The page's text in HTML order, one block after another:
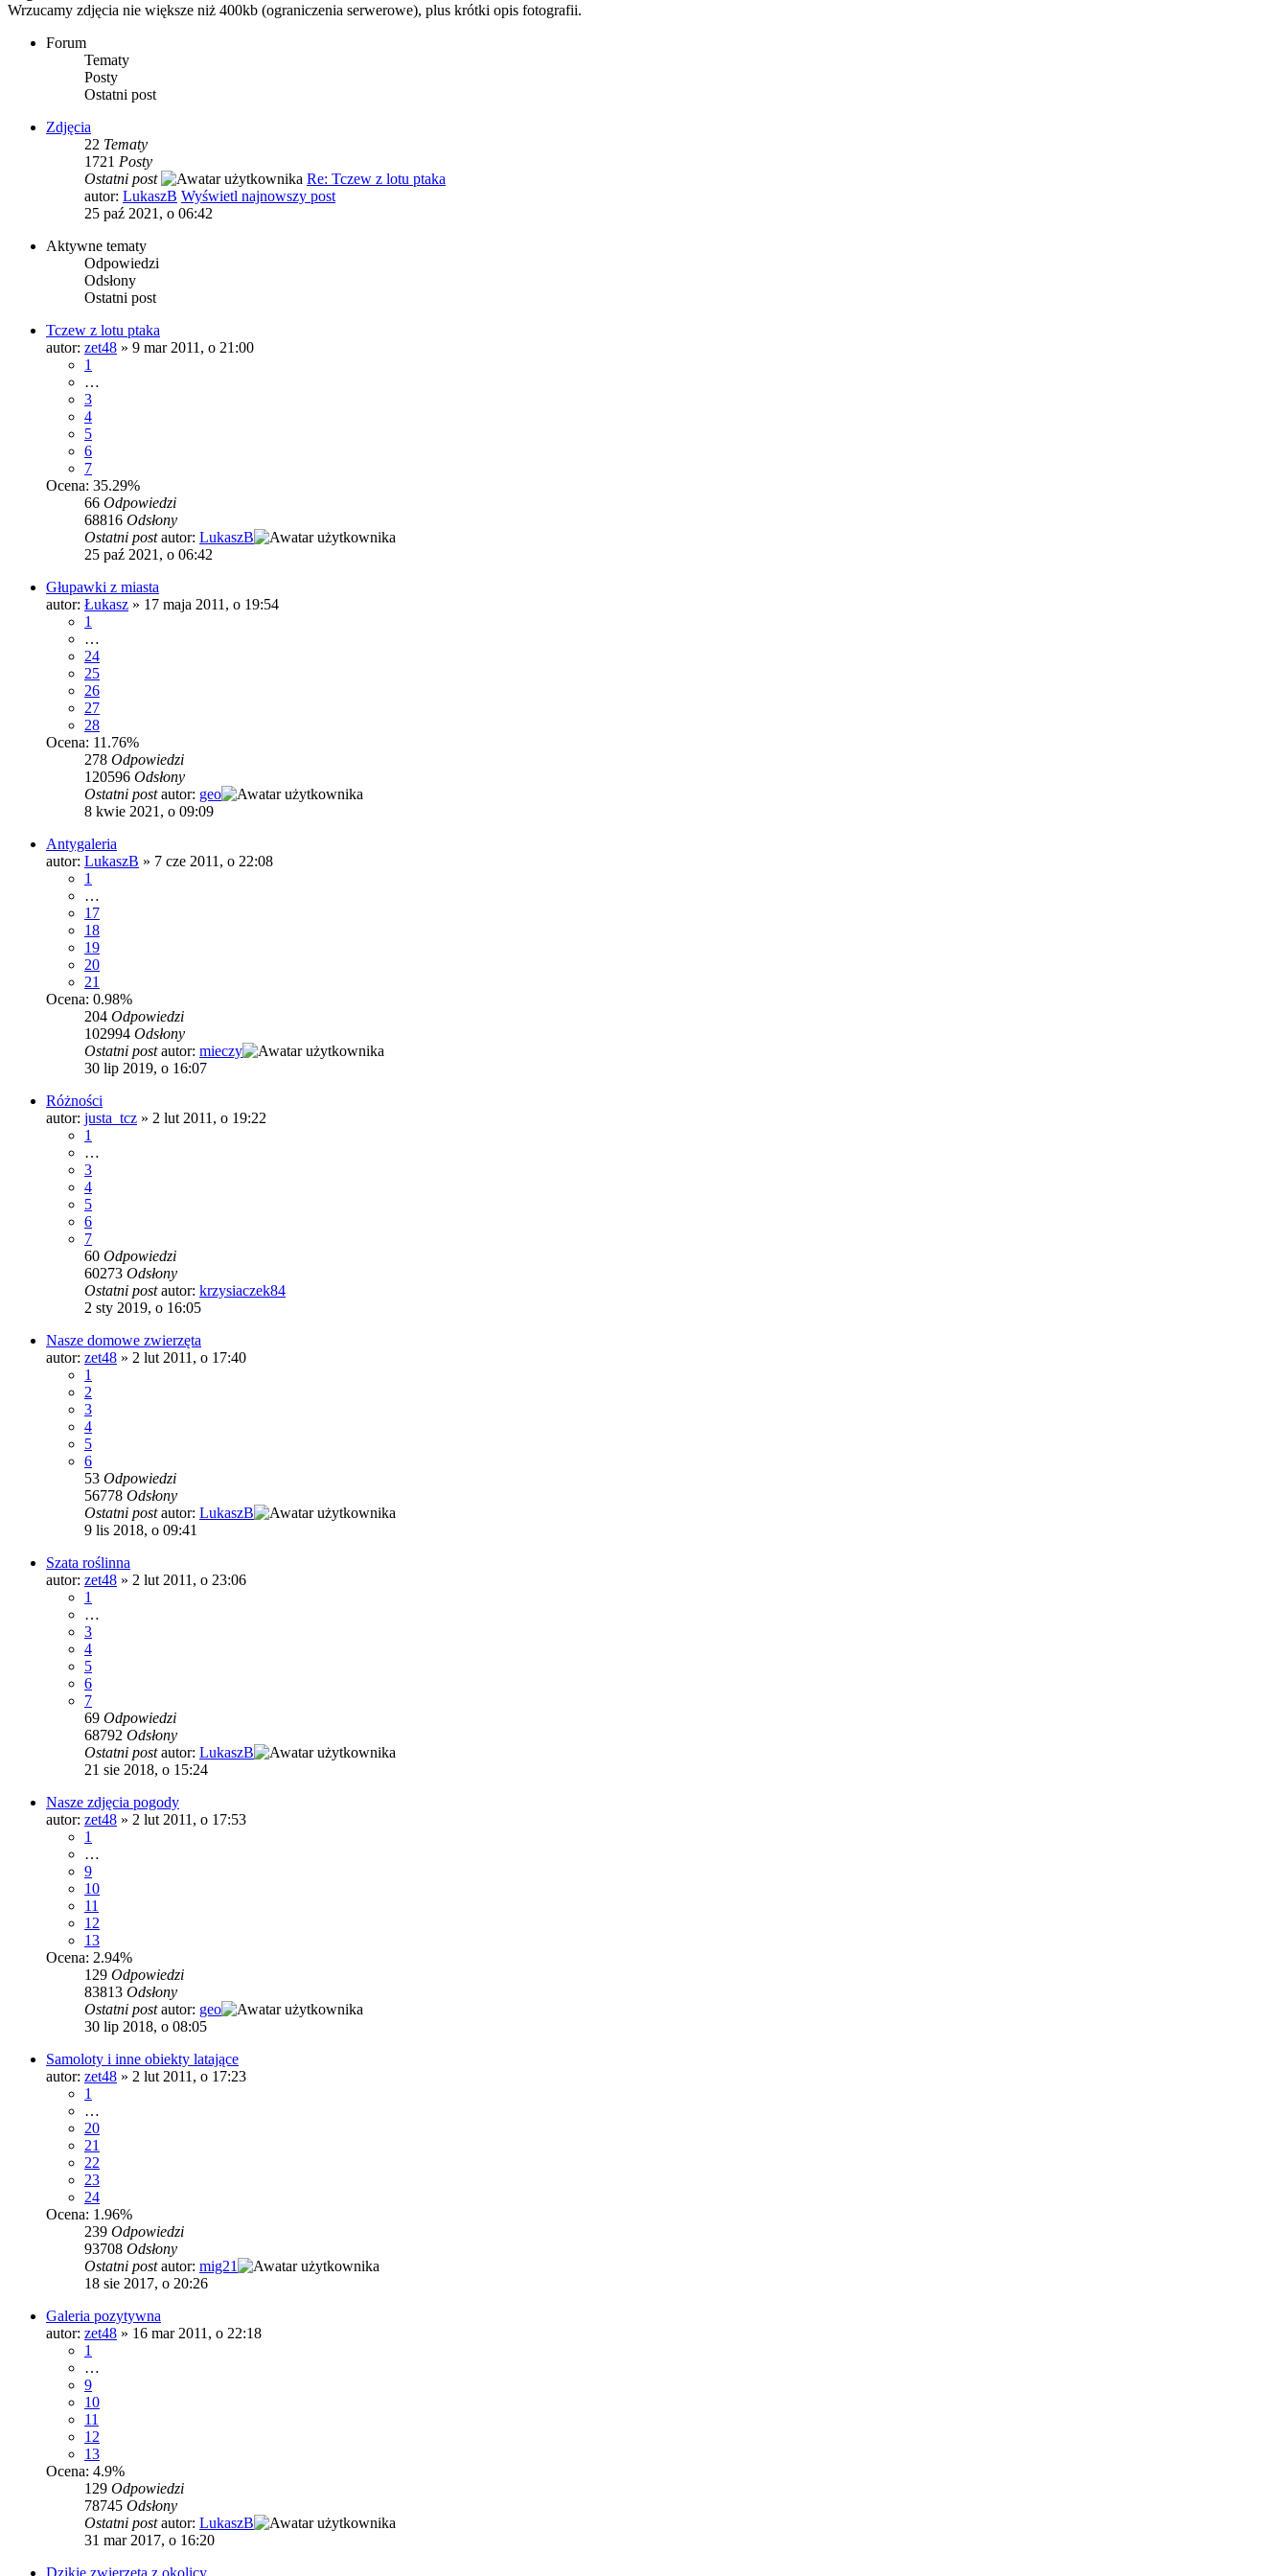
Wrzucamy zdjęcia nie większe niż 400kb (ograniczenia serwerowe), plus krótki opis fotografii.
Forum
Tematy
Posty
Ostatni post
Zdjęcia
22 Tematy
1721 Posty
Ostatni post
Re: Tczew z lotu ptaka
autor: LukaszB Wyświetl najnowszy post
25 paź 2021, o 06:42
Aktywne tematy
Odpowiedzi
Odsłony
Ostatni post
Tczew z lotu ptaka
autor: zet48 » 9 mar 2011, o 21:00
1
…
3
4
5
6
7
Ocena: 35.29%
66 Odpowiedzi
68816 Odsłony
Ostatni postautor: LukaszB
25 paź 2021, o 06:42
Głupawki z miasta
autor: Łukasz » 17 maja 2011, o 19:54
1
…
24
25
26
27
28
Ocena: 11.76%
278 Odpowiedzi
120596 Odsłony
Ostatni postautor: geo
8 kwie 2021, o 09:09
Antygaleria
autor: LukaszB » 7 cze 2011, o 22:08
1
…
17
18
19
20
21
Ocena: 0.98%
204 Odpowiedzi
102994 Odsłony
Ostatni postautor: mieczy
30 lip 2019, o 16:07
Różności
autor: justa_tcz » 2 lut 2011, o 19:22
1
…
3
4
5
6
7
60 Odpowiedzi
60273 Odsłony
Ostatni postautor: krzysiaczek84
2 sty 2019, o 16:05
Nasze domowe zwierzęta
autor: zet48 » 2 lut 2011, o 17:40
1
2
3
4
5
6
53 Odpowiedzi
56778 Odsłony
Ostatni postautor: LukaszB
9 lis 2018, o 09:41
Szata roślinna
autor: zet48 » 2 lut 2011, o 23:06
1
…
3
4
5
6
7
69 Odpowiedzi
68792 Odsłony
Ostatni postautor: LukaszB
21 sie 2018, o 15:24
Nasze zdjęcia pogody
autor: zet48 » 2 lut 2011, o 17:53
1
…
9
10
11
12
13
Ocena: 2.94%
129 Odpowiedzi
83813 Odsłony
Ostatni postautor: geo
30 lip 2018, o 08:05
Samoloty i inne obiekty latające
autor: zet48 » 2 lut 2011, o 17:23
1
…
20
21
22
23
24
Ocena: 1.96%
239 Odpowiedzi
93708 Odsłony
Ostatni postautor: mig21
18 sie 2017, o 20:26
Galeria pozytywna
autor: zet48 » 16 mar 2011, o 22:18
1
…
9
10
11
12
13
Ocena: 4.9%
129 Odpowiedzi
78745 Odsłony
Ostatni postautor: LukaszB
31 mar 2017, o 16:20
Dzikie zwierzęta z okolicy